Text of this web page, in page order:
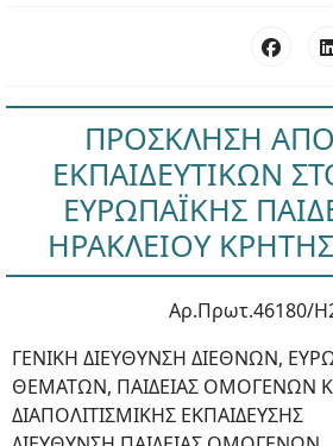
ΠΡΟΣΚΛΗΣΗ
ΕΚΠΑΙΔΕΥΤΙΚΩΝ
ΕΥΡΩΠΑΪΚΗΣ
ΗΡΑΚΛΕΙΟΥ
Αρ.Πρωτ.46180/
ΓΕΝΙΚΗ ΔΙΕΥΘΥΝΣΗ ΔΙΕΘΝΩΝ,
ΘΕΜΑΤΩΝ, ΠΑΙΔΕΙΑΣ ΟΜΟΓΕΝΩΝ
ΔΙΑΠΟΛΙΤΙΣΜΙΚΗΣ ΕΚΠΑΙΔΕΥΣΗΣ